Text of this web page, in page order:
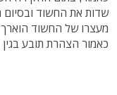
שדות את החשוד ובסיום
מעצרו של החשוד
כאמור הצהרת תובע בגין